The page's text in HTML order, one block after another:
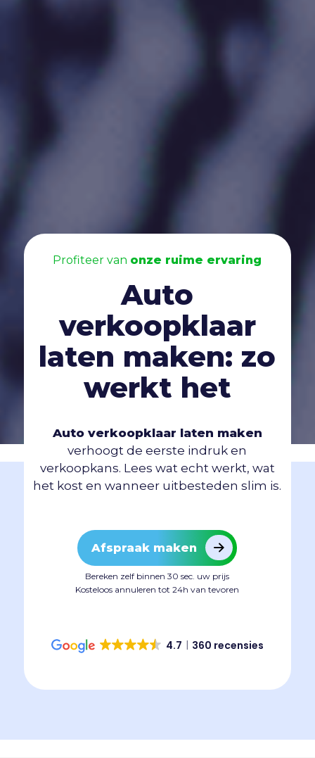
Profiteer van onze ruime ervaring
Auto
verkoopklaar
laten maken: zo
werkt het
Auto verkoopklaar laten maken
verhoogt de eerste indruk en
verkoopkans. Lees wat echt werkt, wat
het kost en wanneer uitbesteden slim is.
Afspraak maken
Bereken zelf binnen 30 sec. uw prijs
Kosteloos annuleren tot 24h van tevoren
4.7 360 recensies